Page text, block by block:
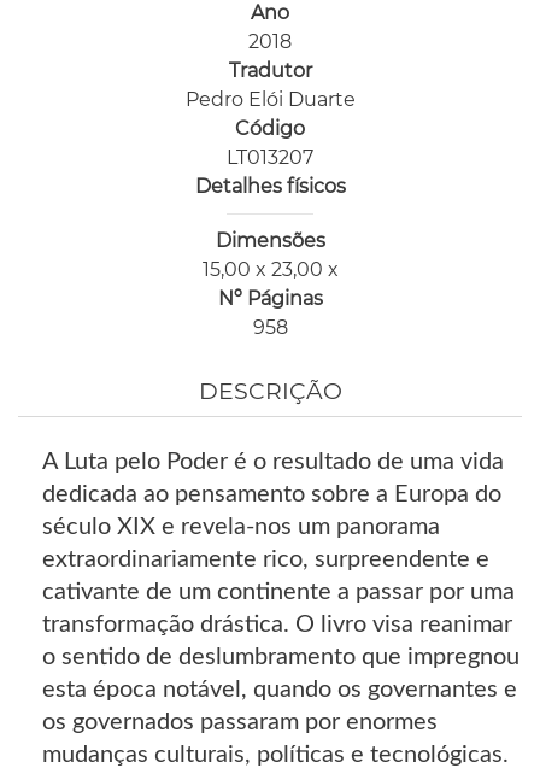
Ano
2018
Tradutor
Pedro Elói Duarte
Código
LT013207
Detalhes físicos
Dimensões
15,00 x 23,00 x
Nº Páginas
958
DESCRIÇÃO
A Luta pelo Poder é o resultado de uma vida
dedicada ao pensamento sobre a Europa do
século XIX e revela-nos um panorama
extraordinariamente rico, surpreendente e
cativante de um continente a passar por uma
transformação drástica. O livro visa reanimar
o sentido de deslumbramento que impregnou
esta época notável, quando os governantes e
os governados passaram por enormes
mudanças culturais, políticas e tecnológicas.